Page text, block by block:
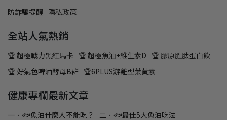
防詐騙提醒 隱私政策
全站人氣熱銷
🏆 超極戰力黑紅馬卡 🏆 超極魚油+維生素D 🏆 膠原胜肽蛋白飲
🏆 好氣色啤酒酵母B群 🏆6PLUS游離型葉黃素
健康專欄最新文章
一．🐟魚油什麼人不能吃？
二．🐟最佳5大魚油吃法